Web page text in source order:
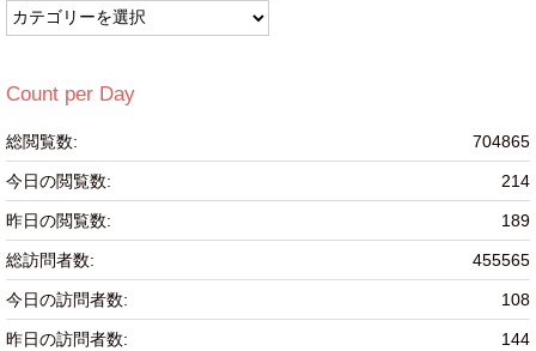
カ
テ
リ
Count per Day
704865
総閲覧数:
214
今日の閲覧数:
189
昨日の閲覧数:
455565
総訪問者数:
108
今日の訪問者数:
144
昨日の訪問者数: